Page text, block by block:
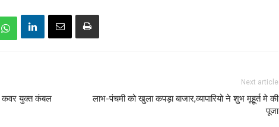
कवर युक्त कंबल
Next article
लाभ-पंचमी को खुला कपड़ा बाजार,व्यापारियो ने शुभ मूहूर्त मे की
पूजा